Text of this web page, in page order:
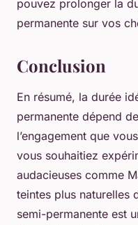
pouvez prolonger la
permanente sur vos
Conclusion
En résumé, la durée
permanente dépend
l’engagement que
vous souhaitiez
audacieuses comme
teintes plus naturelles
semi-permanente est